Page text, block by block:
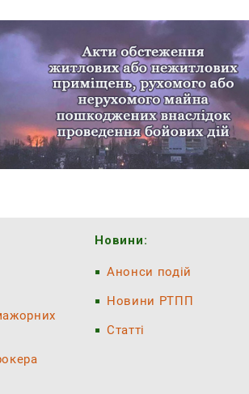
Новини:
Анонси подій
Новини РТПП
Статті